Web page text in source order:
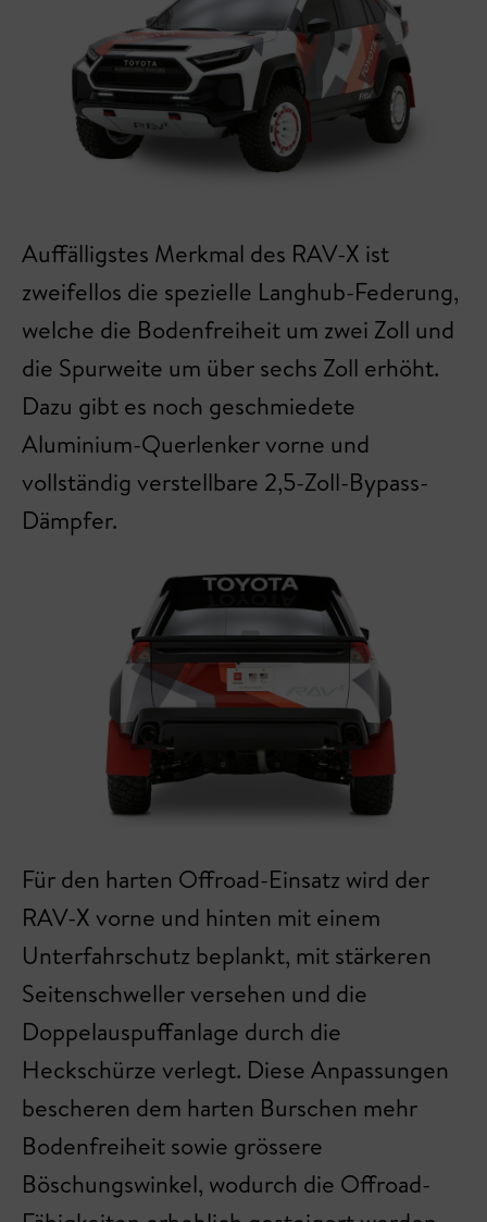
Auffälligstes Merkmal des RAV-X ist
zweifellos die spezielle Langhub-Federung,
welche die Bodenfreiheit um zwei Zoll und
die Spurweite um über sechs Zoll erhöht.
Dazu gibt es noch geschmiedete
Aluminium-Querlenker vorne und
vollständig verstellbare 2,5-Zoll-Bypass-
Dämpfer.
Für den harten Offroad-Einsatz wird der
RAV-X vorne und hinten mit einem
Unterfahrschutz beplankt, mit stärkeren
Seitenschweller versehen und die
Doppelauspuffanlage durch die
Heckschürze verlegt. Diese Anpassungen
bescheren dem harten Burschen mehr
Bodenfreiheit sowie grössere
Böschungswinkel, wodurch die Offroad-